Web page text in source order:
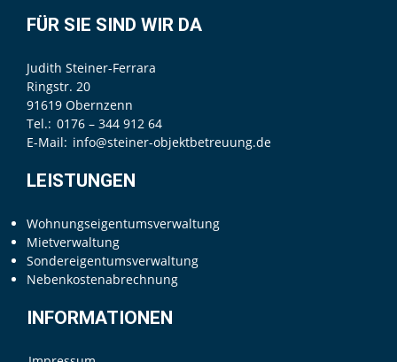
FÜR SIE SIND WIR DA
Judith Steiner-Ferrara
Ringstr. 20
91619 Obernzenn
Tel.: 0176 – 344 912 64
E-Mail: info@steiner-objektbetreuung.de
LEISTUNGEN
Wohnungseigentumsverwaltung
Mietverwaltung
Sondereigentumsverwaltung
Nebenkostenabrechnung
INFORMATIONEN